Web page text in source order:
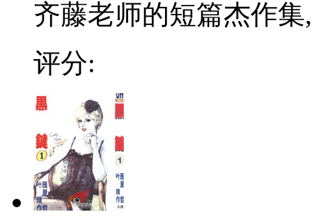
齐藤老师的短篇杰作
评分: